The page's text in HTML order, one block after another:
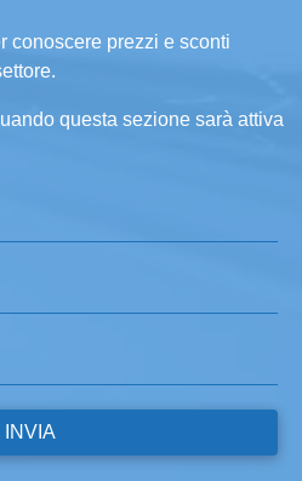
conoscere prezzi e sconti
questa sezione sarà attiva